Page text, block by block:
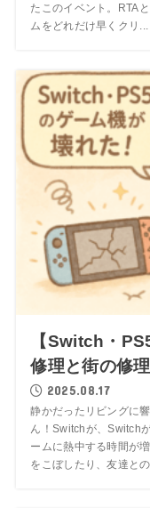
たこのイベント。RTA
ムをどれだけ早くクリ...
【Switch・
修理と街の修
2025.08.17
静かだったリビングに
ん！Switchが、Switch
ームに熱中する時間が
をこぼしたり、友達との